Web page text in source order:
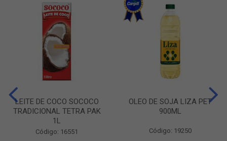
LEITE DE COCO SOCOCO
TRADICIONAL TETRA PAK
1L
Código: 16551
OLEO DE SOJA LIZA PET
900ML
Código: 19250